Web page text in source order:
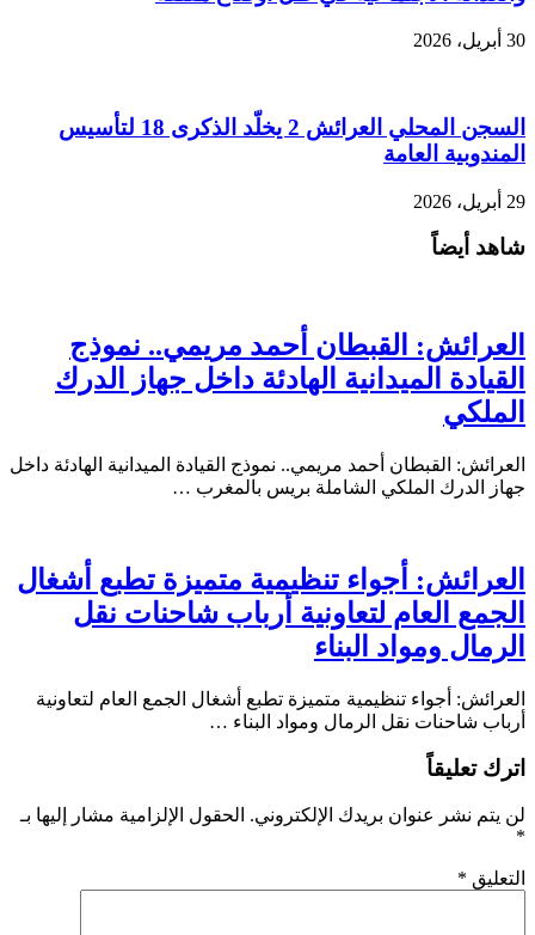
30 أبريل، 2026
السجن المحلي العرائش 2 يخلّد الذكرى 18 لتأسيس
المندوبية العامة
29 أبريل، 2026
شاهد أيضاً
العرائش: القبطان أحمد مريمي.. نموذج
القيادة الميدانية الهادئة داخل جهاز الدرك
الملكي
العرائش: القبطان أحمد مريمي.. نموذج القيادة الميدانية الهادئة داخل
جهاز الدرك الملكي الشاملة بريس بالمغرب …
العرائش: أجواء تنظيمية متميزة تطبع أشغال
الجمع العام لتعاونية أرباب شاحنات نقل
الرمال ومواد البناء
العرائش: أجواء تنظيمية متميزة تطبع أشغال الجمع العام لتعاونية
أرباب شاحنات نقل الرمال ومواد البناء …
اترك تعليقاً
لن يتم نشر عنوان بريدك الإلكتروني. الحقول الإلزامية مشار إليها بـ
*
التعليق *